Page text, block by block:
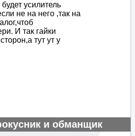
усилитель
не на него ,так на
И так гайки
тут ут у
и обманщик